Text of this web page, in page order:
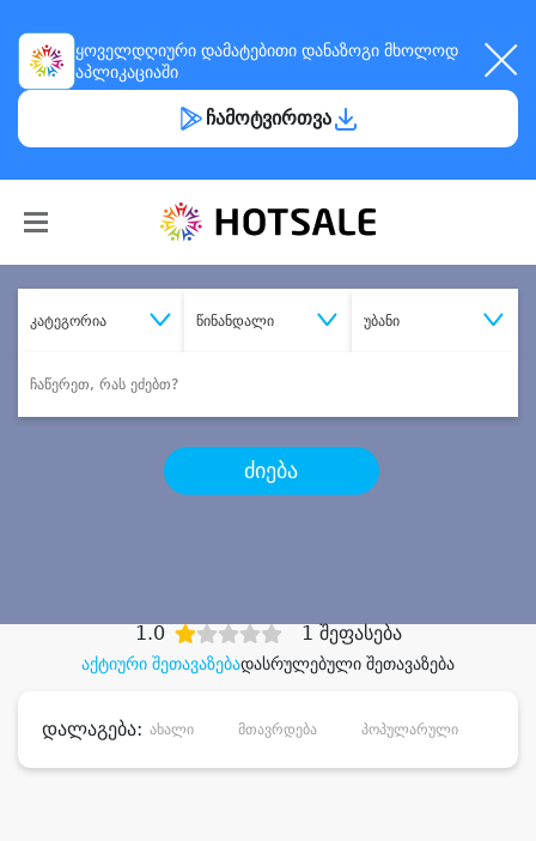
ყოველდღიური დამატებითი დანაზოგი მხოლოდ
აპლიკაციაში
ჩამოტვირთვა
კატეგორია წინანდალი უბანი
ძიება
აქტიური შეთავაზებადასრულებული შეთავაზება
1.0 1 შეფასება
დალაგება: ახალი მთავრდება პოპულარული